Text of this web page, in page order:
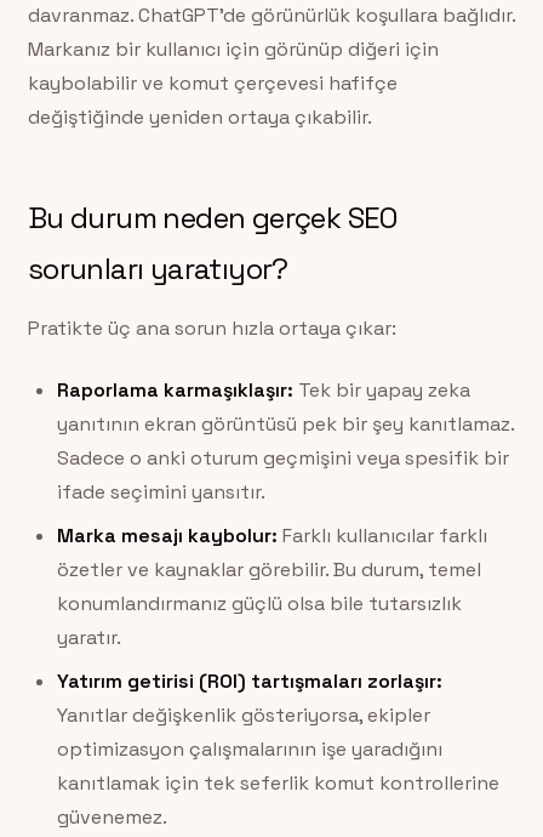
davranmaz. ChatGPT’de görünürlük koşullara bağlıdır.
Markanız bir kullanıcı için görünüp diğeri için
kaybolabilir ve komut çerçevesi hafifçe
değiştiğinde yeniden ortaya çıkabilir.
Bu durum neden gerçek SEO
sorunları yaratıyor?
Pratikte üç ana sorun hızla ortaya çıkar:
Raporlama karmaşıklaşır: Tek bir yapay zeka
yanıtının ekran görüntüsü pek bir şey kanıtlamaz.
Sadece o anki oturum geçmişini veya spesifik bir
ifade seçimini yansıtır.
Marka mesajı kaybolur: Farklı kullanıcılar farklı
özetler ve kaynaklar görebilir. Bu durum, temel
konumlandırmanız güçlü olsa bile tutarsızlık
yaratır.
Yatırım getirisi (ROI) tartışmaları zorlaşır:
Yanıtlar değişkenlik gösteriyorsa, ekipler
optimizasyon çalışmalarının işe yaradığını
kanıtlamak için tek seferlik komut kontrollerine
güvenemez.